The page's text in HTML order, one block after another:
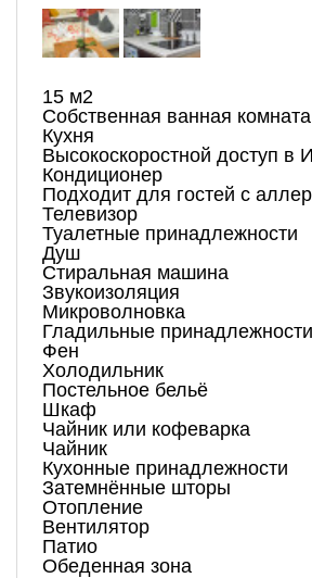
15 м2
Собственная ванная комната
Кухня
Высокоскоростной доступ в
Кондиционер
Подходит для гостей с
Телевизор
Туалетные принадлежности
Душ
Стиральная машина
Звукоизоляция
Микроволновка
Гладильные принадлежности
Фен
Холодильник
Постельное бельё
Шкаф
Чайник или кофеварка
Чайник
Кухонные принадлежности
Затемнённые шторы
Отопление
Вентилятор
Патио
Обеденная зона